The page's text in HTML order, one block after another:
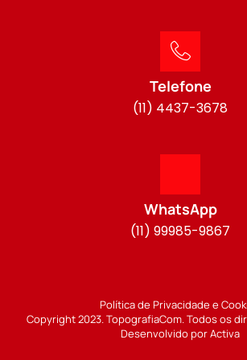
Telefone
(11) 4437-3678
WhatsApp
(11) 99985-9867
Política de Privacidade e
Copyright 2023. TopografiaCom. Todos os
Desenvolvido por Activa